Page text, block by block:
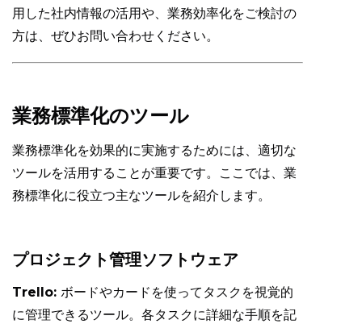
用した社内情報の活用や、業務効率化をご検討の
方は、ぜひお問い合わせください。
業務標準化のツール
業務標準化を効果的に実施するためには、適切な
ツールを活用することが重要です。ここでは、業
務標準化に役立つ主なツールを紹介します。
プロジェクト管理ソフトウェア
Trello: ボードやカードを使ってタスクを視覚的
に管理できるツール。各タスクに詳細な手順を記